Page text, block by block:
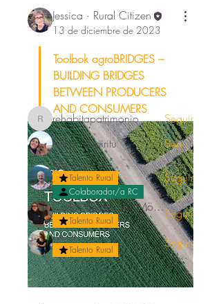
Jessica · Rural Citizen
13 de diciembre de 2023
Toolbok agroBRIDGES –
BUILDING BRIDGES
BETWEEN PRODUCERS
AND CONSUMERS
Acerca de
¡Hola! Te damos la bienvenida al
grupo 'Documentación' ....
Leer más
Citizens
rehabitapatrimonio
rehabitapatrimonio
Seguir
Indigo Espiritu
Seguir
Javi Ruiz
Talento Rural
Colaborador/a RC
Seguir
Carlos Burgos (Sr. Mörez)
Talento Rural
Seguir
Lucía
Talento Rural
Seguir
Ver todo Citizens (51)